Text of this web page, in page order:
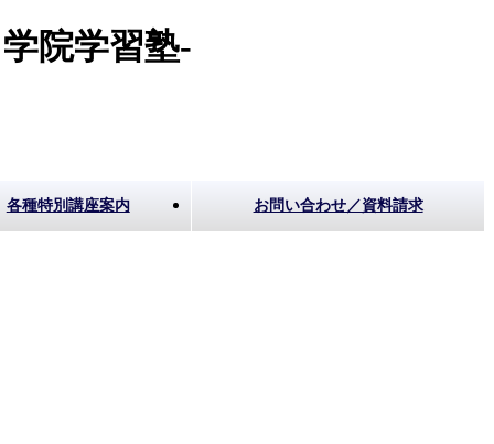
院学習塾-
各種特別講座案内 お問い合わせ／資料請求